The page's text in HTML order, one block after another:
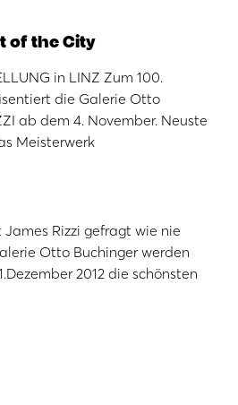
of the City
in LINZ Zum 100.
die Galerie Otto
ab dem 4. November. Neuste
Meisterwerk
Rizzi gefragt wie nie
Otto Buchinger werden
2012 die schönsten